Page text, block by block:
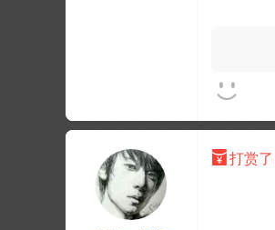
打赏了